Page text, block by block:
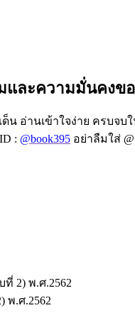
ละความมั่นคงข
อ่านเข้าใจง่าย ครบจบ
: @book395 อย่าลืมใส่
2) พ.ศ.2562
พ.ศ.2562